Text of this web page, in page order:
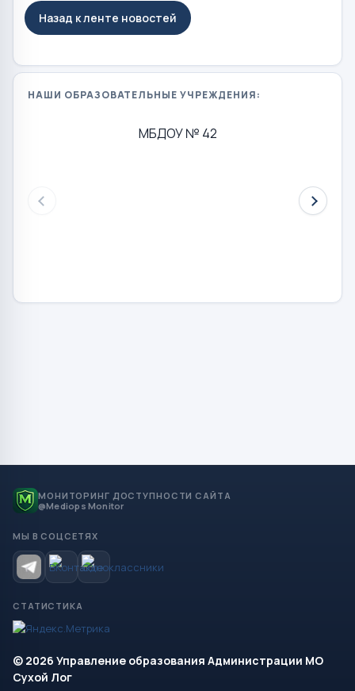
Назад к ленте новостей
НАШИ ОБРАЗОВАТЕЛЬНЫЕ УЧРЕЖДЕНИЯ:
МБДОУ № 42
МОНИТОРИНГ ДОСТУПНОСТИ САЙТА
@Mediops Monitor
МЫ В СОЦСЕТЯХ
СТАТИСТИКА
© 2026 Управление образования Администрации МО
Сухой Лог